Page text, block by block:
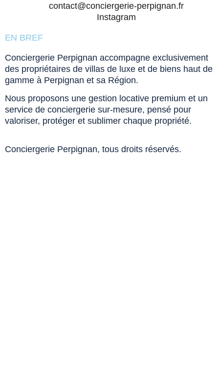
contact@conciergerie-perpignan.fr
Instagram
EN BREF
Conciergerie Perpignan accompagne exclusivement
des propriétaires de villas de luxe et de biens haut de
gamme à Perpignan et sa Région.
Nous proposons une gestion locative premium et un
service de conciergerie sur-mesure, pensé pour
valoriser, protéger et sublimer chaque propriété.
Conciergerie Perpignan, tous droits réservés.